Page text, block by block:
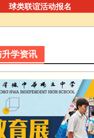
球类联谊活动报名
学资讯